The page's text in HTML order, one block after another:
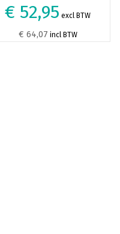
€ 52,95 excl BTW
€ 64,07 incl BTW